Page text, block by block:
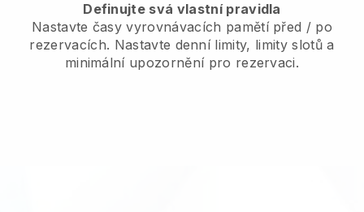
Definujte svá vlastní pravidla
Nastavte časy vyrovnávacích pamětí před / po
rezervacích. Nastavte denní limity, limity slotů a
minimální upozornění pro rezervaci.